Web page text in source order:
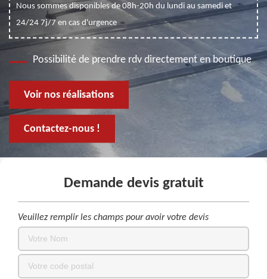
Nous sommes disponibles de 08h-20h du lundi au samedi et
24/24 7j/7 en cas d'urgence
Possibilité de prendre rdv directement en boutique
Voir nos réalisations
Contactez-nous !
Demande devis gratuit
Veuillez remplir les champs pour avoir votre devis